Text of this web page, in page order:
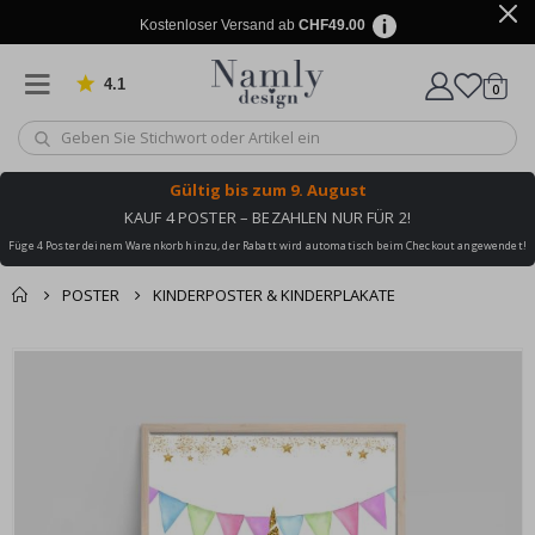
Kostenloser Versand ab CHF49.00
4.1 von 1027 Bewertungen
Wagen
0
Gültig bis zum 9. August
KAUF 4 POSTER – BEZAHLEN NUR FÜR 2!
Füge 4 Poster deinem Warenkorb hinzu, der Rabatt wird automatisch beim Checkout angewendet!
POSTER KINDERPOSTER & KINDERPLAKATE